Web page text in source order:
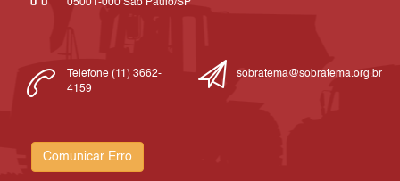
05001-000 São Paulo/SP
Telefone (11) 3662-
4159
sobratema@sobratema.org.br
Comunicar Erro